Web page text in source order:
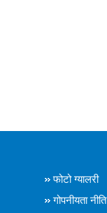
फोटो ग्यालरी
गोपनीयता नीति